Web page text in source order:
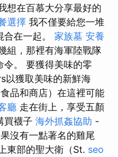
想在百慕大分享最好的
選擇 我不僅要給您一堆
在一起。 家族墓 安養
組，那裡有海軍陸戰隊
令。 要獲得美味的零
以獲取美味的新鮮海
品和商店）在這裡可能
廳 走在街上，享受五顏
買襪子 海外抓姦協助 -
沒有一點著名的雞尾
東部的聖大衛（St. seo